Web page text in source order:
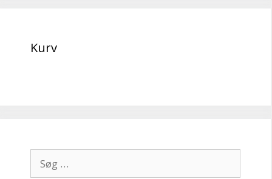
Kurv
efter: